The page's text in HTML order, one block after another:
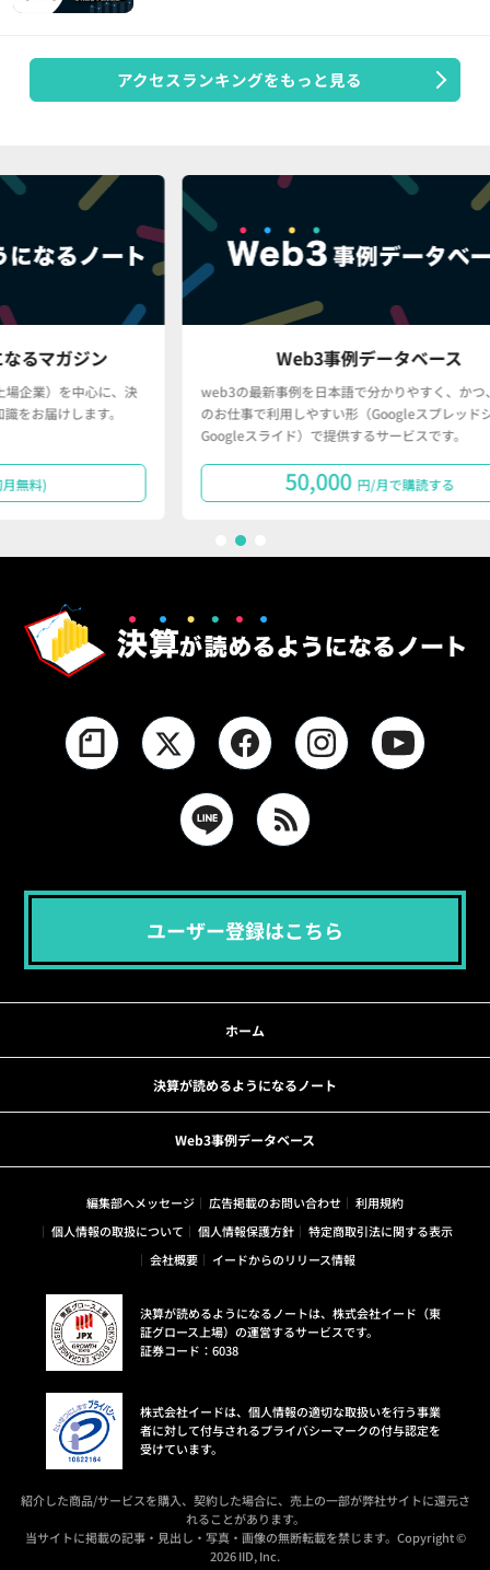
アクセスランキングをもっと見る
、決
。
Web3事例データベース
web3の最新事例を日本語で分かりやすく、かつ、皆さん
のお仕事で利用しやすい形（Googleスプレッドシート・
Googleスライド）で提供するサービスです。
円/月で購読する
ユーザー登録はこちら
ホーム
決算が読めるようになるノート
Web3事例データベース
編集部へメッセージ 広告掲載のお問い合わせ
利用規約
個人情報の取扱について
個人情報保護方針
特定商取引法に関する表示
会社概要
イードからのリリース情報
決算が読めるようになるノートは、株式会社イード（東
証グロース上場）の運営するサービスです。
証券コード：6038
株式会社イードは、個人情報の適切な取扱いを行う事業
者に対して付与されるプライバシーマークの付与認定を
受けています。
紹介した商品/サービスを購入、契約した場合に、売上の一部が弊社サイトに還元さ
れることがあります。
当サイトに掲載の記事・見出し・写真・画像の無断転載を禁じます。Copyright ©
2026 IID, Inc.